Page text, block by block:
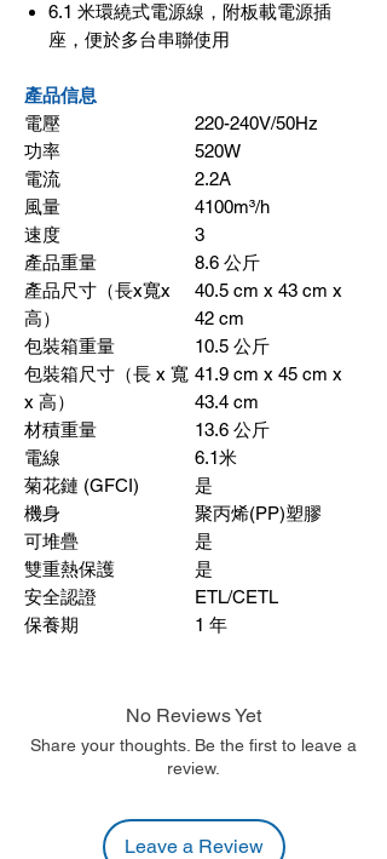
6.1 米環繞式電源線，附板載電源插
座，便於多台串聯使用
產品信息
電壓
220-240V/50Hz
功率
520W
電流
2.2A
風量
4100m³/h
速度
3
產品重量
8.6 公斤
產品尺寸（長x寬x
高）
40.5 cm x 43 cm x
42 cm
包裝箱重量
10.5 公斤
包裝箱尺寸（長 x 寬
x 高）
41.9 cm x 45 cm x
43.4 cm
材積重量
13.6 公斤
電線
6.1米
菊花鏈 (GFCI)
是
機身
聚丙烯(PP)塑膠
可堆疊
是
雙重熱保護
是
安全認證
ETL/CETL
保養期
1 年
No Reviews Yet
Share your thoughts. Be the first to leave a
review.
Leave a Review